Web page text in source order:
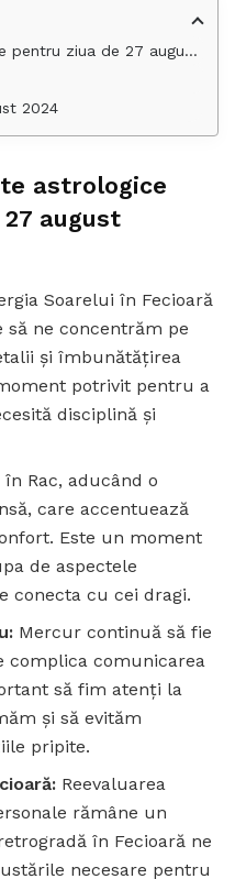
ziua de 27 august 2024
2024
astrologice
august
Soarelui în Fecioară
ne concentrăm pe
și îmbunătățirea
potrivit pentru a
disciplină și
Rac, aducând o
care accentuează
Este un moment
de aspectele
conecta cu cei dragi.
Mercur continuă să fie
complica comunicarea
să fim atenți la
și să evităm
pripite.
Reevaluarea
rămâne un
în Fecioară ne
necesare pentru